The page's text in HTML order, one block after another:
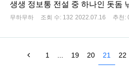
생생 정보통 전설 중 하나인 돗돔
무하무하 조회 수: 132 2022.07.16 추천:
1 19 20 21 22